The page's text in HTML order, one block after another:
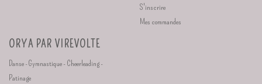
S'inscrire
Mes commandes
ORYA PAR VIREVOLTE
Danse - Gymnastique - Cheerleading -
Patinage